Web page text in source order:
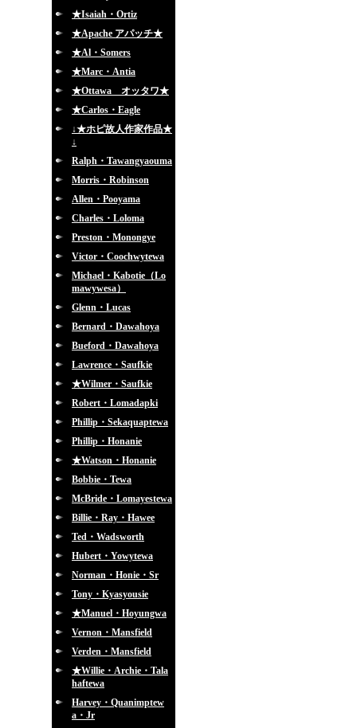
★Isaiah・Ortiz
★Apache アパッチ★
★Al・Somers
★Marc・Antia
★Ottawa オッタワ★
★Carlos・Eagle
↓★ホピ故人作家作品★
↓
Ralph・Tawangyaouma
Morris・Robinson
Allen・Pooyama
Charles・Loloma
Preston・Monongye
Victor・Coochwytewa
Michael・Kabotie（Lo
mawywesa）
Glenn・Lucas
Bernard・Dawahoya
Bueford・Dawahoya
Lawrence・Saufkie
★Wilmer・Saufkie
Robert・Lomadapki
Phillip・Sekaquaptewa
Phillip・Honanie
★Watson・Honanie
Bobbie・Tewa
McBride・Lomayestewa
Billie・Ray・Hawee
Ted・Wadsworth
Hubert・Yowytewa
Norman・Honie・Sr
Tony・Kyasyousie
★Manuel・Hoyungwa
Vernon・Mansfield
Verden・Mansfield
★Willie・Archie・Tala
haftewa
Harvey・Quanimptew
a・Jr